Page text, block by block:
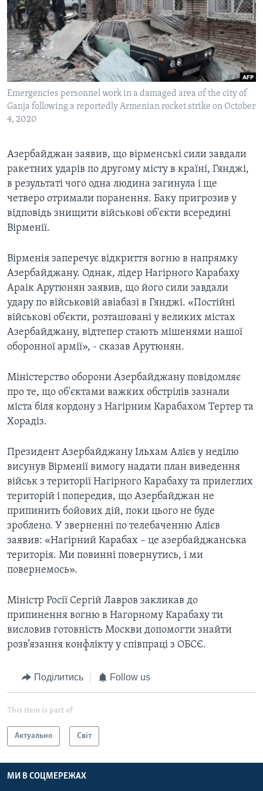
СУСПІЛЬСТВО
ЕКОНОМІКА
ІСТОРІЇ УСПІХУ УКРАЇНЦІВ
ТЕЛЕПРОГРАМИ
ЧАС-TIME
БРИФІНГ ГОЛОСУ АМЕРИКИ
ВІКНО В АМЕРИКУ
ПОГЛЯД З ВАШИНГТОНА
ENGLISH
Learning English
МИ В СОЦМЕРЕЖАХ
Мови
Emergencies personnel work in a damaged area of the city of
Ganja following a reportedly Armenian rocket strike on October
4, 2020
Азербайджан заявив, що вірменські сили завдали
ракетних ударів по другому місту в країні, Гянджі,
в результаті чого одна людина загинула і ще
четверо отримали поранення. Баку пригрозив у
відповідь знищити військові об'єкти всередині
Вірменії.
Вірменія заперечує відкриття вогню в напрямку
Азербайджану. Однак, лідер Нагірного Карабаху
Араік Арутюнян заявив, що його сили завдали
удару по військовій авіабазі в Гянджі. «Постійні
військові об’єкти, розташовані у великих містах
Азербайджану, відтепер стають мішенями нашої
оборонної армії», - сказав Арутюнян.
Міністерство оборони Азербайджану повідомляє
про те, що об'єктами важких обстрілів зазнали
міста біля кордону з Нагірним Карабахом Тертер та
Хорадіз.
Президент Азербайджану Ільхам Алієв у неділю
висунув Вірменії вимогу надати план виведення
військ з території Нагірного Карабаху та прилеглих
територій і попередив, що Азербайджан не
припинить бойових дій, поки цього не буде
зроблено. У зверненні по телебаченню Алієв
заявив: «Нагірний Карабах – це азербайджанська
територія. Ми повинні повернутись, і ми
повернемось».
Міністр Росії Сергій Лавров закликав до
припинення вогню в Нагорному Карабаху ти
висловив готовність Москви допомогти знайти
розв’язання конфлікту у співпраці з ОБСЄ.
Поділитись Follow us
This item is part of
Актуально Світ
МИ В СОЦМЕРЕЖАХ